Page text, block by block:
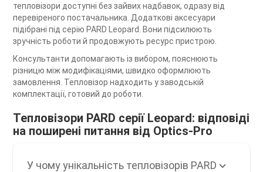
тепловізори доступні без зайвих надбавок, одразу від
перевіреного постачальника. Додаткові аксесуари
підібрані під серію PARD Leopard. Вони підсилюють
зручність роботи й продовжують ресурс пристрою.
Консультанти допомагають із вибором, пояснюють
різницю між модифікаціями, швидко оформлюють
замовлення. Тепловізор надходить у заводській
комплектації, готовий до роботи.
Тепловізори PARD серії Leopard: відповіді
на поширені питання від Optics-Pro
У чому унікальність тепловізорів PARD